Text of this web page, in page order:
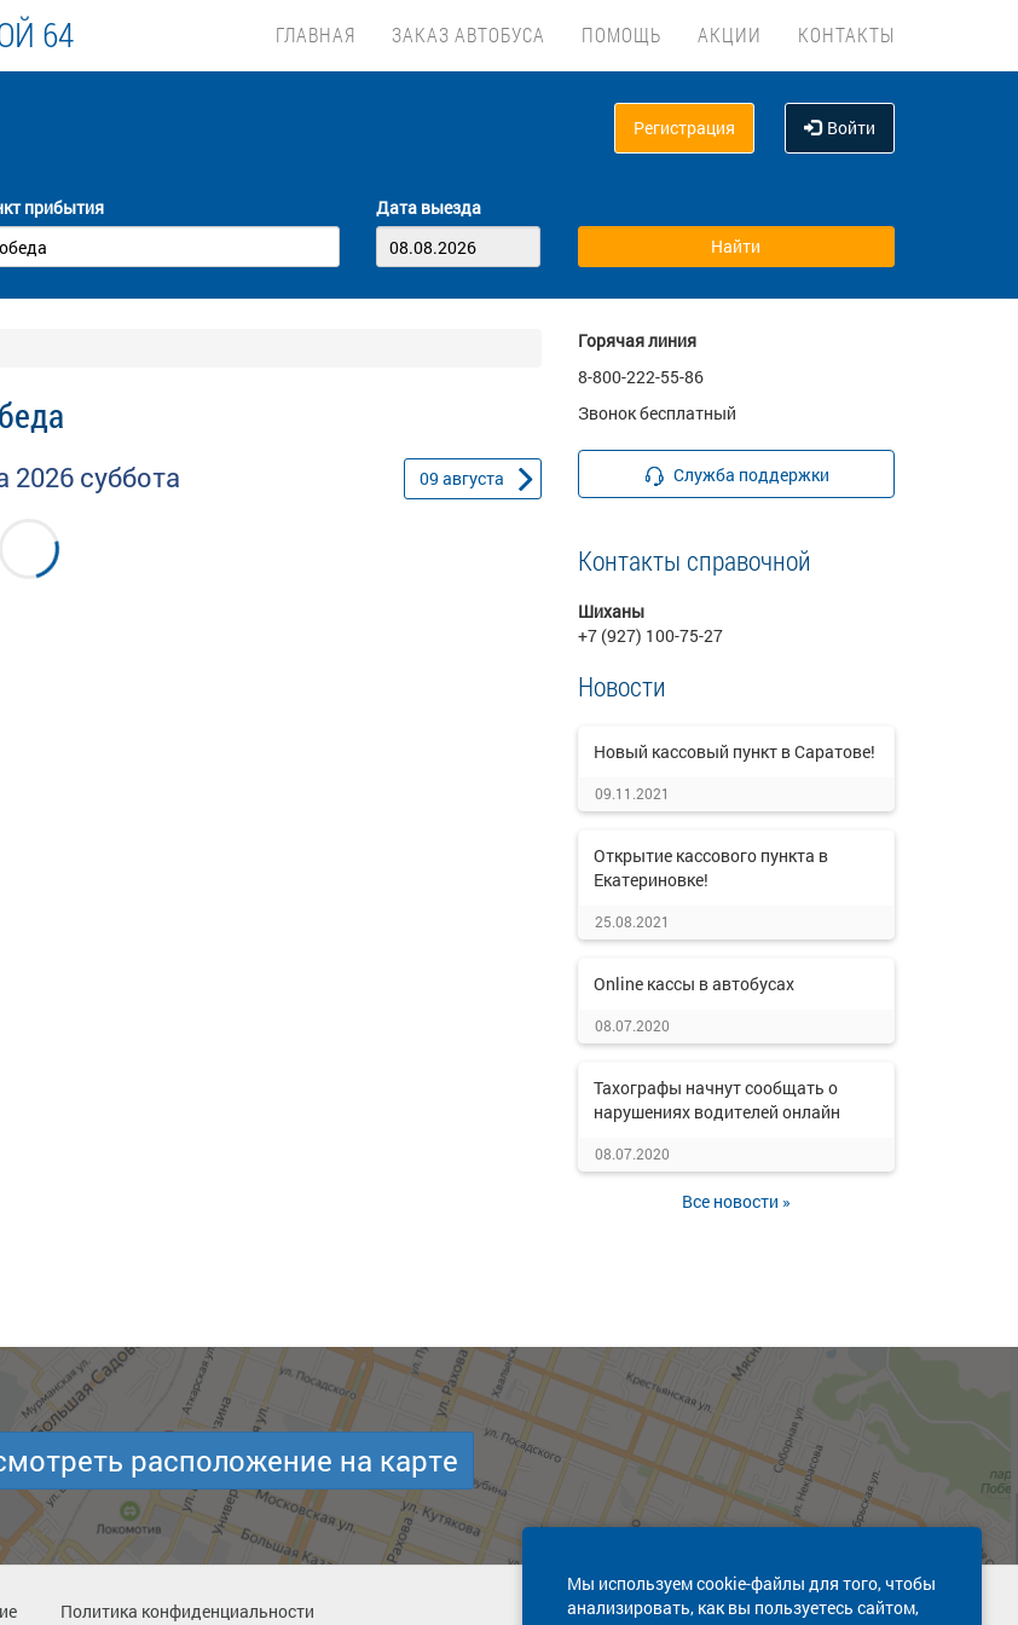
64 ГЛАВНАЯ ЗАКАЗ АВТОБУСА ПОМОЩЬ АКЦИИ КОНТАКТЫ
Регистрация Войти
прибытия Дата выезда
2026 суббота 09 августа
Горячая линия
8-800-222-55-86
Звонок бесплатный
Служба поддержки
Контакты справочной
Шиханы
+7 (927) 100-75-27
Новости
Новый кассовый пункт в Саратове!
09.11.2021
Открытие кассового пункта в
Екатериновке!
25.08.2021
Online кассы в автобусах
08.07.2020
Тахографы начнут сообщать о
нарушениях водителей онлайн
08.07.2020
Все новости »
Мы используем cookie-файлы для того, чтобы
анализировать, как вы пользуетесь сайтом,
расположение на карте
Политика конфиденциальности Техническая поддержка сайта